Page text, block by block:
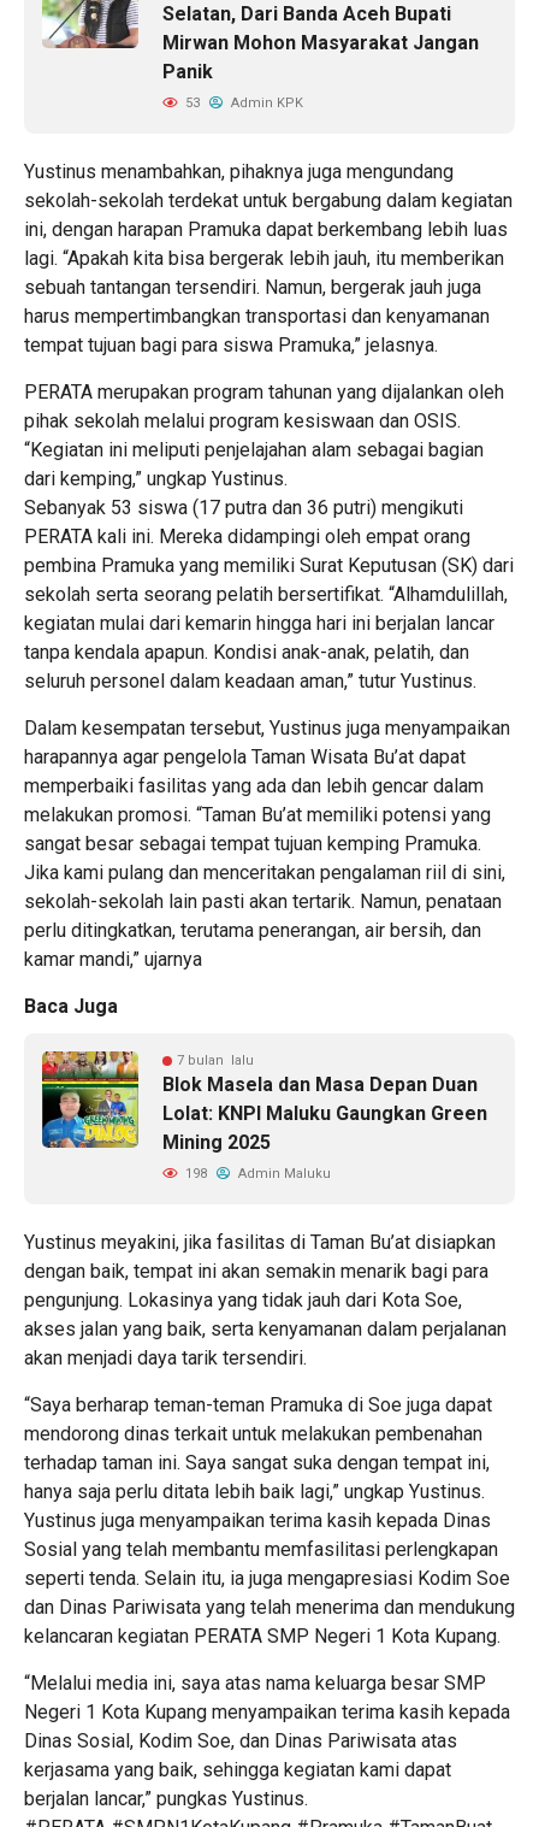
Selatan, Dari Banda Aceh Bupati
Mirwan Mohon Masyarakat Jangan
Panik
53 Admin KPK
Yustinus menambahkan, pihaknya juga mengundang
sekolah-sekolah terdekat untuk bergabung dalam kegiatan
ini, dengan harapan Pramuka dapat berkembang lebih luas
lagi. “Apakah kita bisa bergerak lebih jauh, itu memberikan
sebuah tantangan tersendiri. Namun, bergerak jauh juga
harus mempertimbangkan transportasi dan kenyamanan
tempat tujuan bagi para siswa Pramuka,” jelasnya.
PERATA merupakan program tahunan yang dijalankan oleh
pihak sekolah melalui program kesiswaan dan OSIS.
“Kegiatan ini meliputi penjelajahan alam sebagai bagian
dari kemping,” ungkap Yustinus.
Sebanyak 53 siswa (17 putra dan 36 putri) mengikuti
PERATA kali ini. Mereka didampingi oleh empat orang
pembina Pramuka yang memiliki Surat Keputusan (SK) dari
sekolah serta seorang pelatih bersertifikat. “Alhamdulillah,
kegiatan mulai dari kemarin hingga hari ini berjalan lancar
tanpa kendala apapun. Kondisi anak-anak, pelatih, dan
seluruh personel dalam keadaan aman,” tutur Yustinus.
Dalam kesempatan tersebut, Yustinus juga menyampaikan
harapannya agar pengelola Taman Wisata Bu’at dapat
memperbaiki fasilitas yang ada dan lebih gencar dalam
melakukan promosi. “Taman Bu’at memiliki potensi yang
sangat besar sebagai tempat tujuan kemping Pramuka.
Jika kami pulang dan menceritakan pengalaman riil di sini,
sekolah-sekolah lain pasti akan tertarik. Namun, penataan
perlu ditingkatkan, terutama penerangan, air bersih, dan
kamar mandi,” ujarnya
Baca Juga
7 bulan lalu
Blok Masela dan Masa Depan Duan
Lolat: KNPI Maluku Gaungkan Green
Mining 2025
198 Admin Maluku
Yustinus meyakini, jika fasilitas di Taman Bu’at disiapkan
dengan baik, tempat ini akan semakin menarik bagi para
pengunjung. Lokasinya yang tidak jauh dari Kota Soe,
akses jalan yang baik, serta kenyamanan dalam perjalanan
akan menjadi daya tarik tersendiri.
“Saya berharap teman-teman Pramuka di Soe juga dapat
mendorong dinas terkait untuk melakukan pembenahan
terhadap taman ini. Saya sangat suka dengan tempat ini,
hanya saja perlu ditata lebih baik lagi,” ungkap Yustinus.
Yustinus juga menyampaikan terima kasih kepada Dinas
Sosial yang telah membantu memfasilitasi perlengkapan
seperti tenda. Selain itu, ia juga mengapresiasi Kodim Soe
dan Dinas Pariwisata yang telah menerima dan mendukung
kelancaran kegiatan PERATA SMP Negeri 1 Kota Kupang.
“Melalui media ini, saya atas nama keluarga besar SMP
Negeri 1 Kota Kupang menyampaikan terima kasih kepada
Dinas Sosial, Kodim Soe, dan Dinas Pariwisata atas
kerjasama yang baik, sehingga kegiatan kami dapat
berjalan lancar,” pungkas Yustinus.